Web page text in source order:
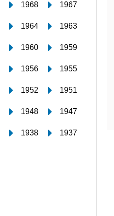
1968 1967
1964 1963
1960 1959
1956 1955
1952 1951
1948 1947
1938 1937